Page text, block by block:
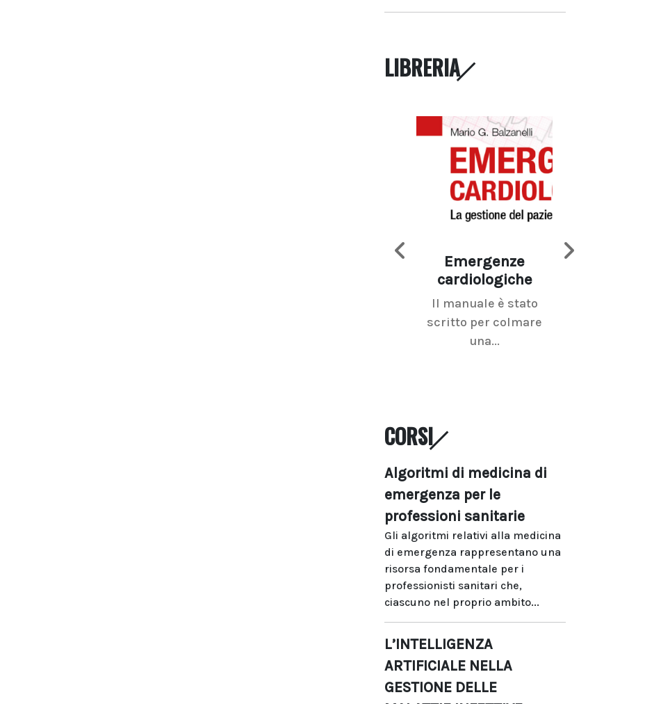
LIBRERIA
Emergenze
cardiologiche
Il manuale è stato
scritto per colmare
una...
CORSI
Algoritmi di medicina di
emergenza per le
professioni sanitarie
Gli algoritmi relativi alla medicina
di emergenza rappresentano una
risorsa fondamentale per i
professionisti sanitari che,
ciascuno nel proprio ambito...
L’INTELLIGENZA
ARTIFICIALE NELLA
GESTIONE DELLE